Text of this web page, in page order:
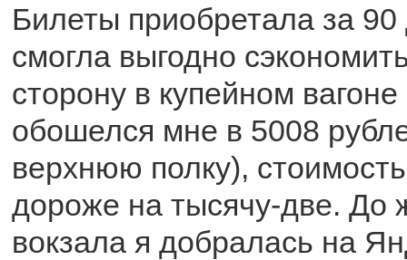
Билеты приобретала за 90
смогла выгодно
сторону в купейном
обошелся мне в 5008
верхнюю полку),
дороже на тысячу-две. До
вокзала я добралась на